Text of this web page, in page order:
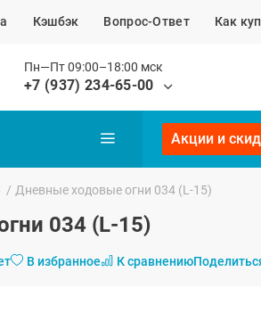
Кэшбэк Вопрос-Ответ Как
Пн—Пт 09:00–18:00 мск
+7 (937) 234-65-00
Акции и
/ Дневные ходовые огни 034 (L-15)
034 (L-15)
В избранное К сравнению